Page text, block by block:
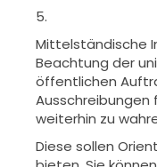
5.
Mittelständische
Beachtung der
öffentlichen
Ausschreibungen
weiterhin zu
Diese sollen